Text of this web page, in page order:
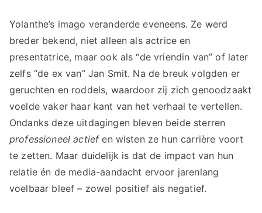
Yolanthe’s imago veranderde eveneens. Ze werd
breder bekend, niet alleen als actrice en
presentatrice, maar ook als “de vriendin van” of later
zelfs “de ex van” Jan Smit. Na de breuk volgden er
geruchten en roddels, waardoor zij zich genoodzaakt
voelde vaker haar kant van het verhaal te vertellen.
Ondanks deze uitdagingen bleven beide sterren
professioneel actiefen wisten ze hun carrière voort
te zetten. Maar duidelijk is dat de impact van hun
relatie én de media-aandacht ervoor jarenlang
voelbaar bleef – zowel positief als negatief.